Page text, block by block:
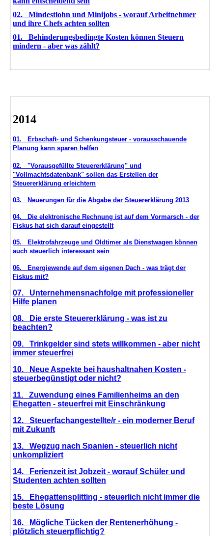
02. Mindestlohn und Minijobs - worauf Arbeitnehmer
und ihre Chefs achten sollten
01. Behinderungsbedingte Kosten können Steuern
mindern - aber was zählt?
2014
01. Erbschaft- und Schenkungsteuer - vorausschauende
Planung kann sparen helfen
02. "Vorausgefüllte Steuererklärung" und
"Vollmachtsdatenbank" sollen das Erstellen der
Steuererklärung erleichtern
03. Neuerungen für die Abgabe der Steuererklärung 2013
04. Die elektronische Rechnung ist auf dem Vormarsch - der
Fiskus hat sich darauf eingestellt
05. Elektrofahrzeuge und Oldtimer als Dienstwagen können
auch steuerlich interessant sein
06. Energiewende auf dem eigenen Dach - was trägt der
Fiskus mit?
07. Unternehmensnachfolge mit professioneller
Hilfe planen
08. Die erste Steuererklärung - was ist zu
beachten?
09. Trinkgelder sind stets willkommen - aber nicht
immer steuerfrei
10. Neue Aspekte bei haushaltnahen Kosten -
steuerbegünstigt oder nicht?
11. Zuwendung eines Familienheims an den
Ehegatten - steuerfrei mit Einschränkung
12. Steuerfachangestellte/r - ein moderner Beruf
mit Zukunft
13. Wegzug nach Spanien - steuerlich nicht
unkompliziert
14. Ferienzeit ist Jobzeit - worauf Schüler und
Studenten achten sollten
15. Ehegattensplitting - steuerlich nicht immer die
beste Lösung
16. Mögliche Tücken der Rentenerhöhung -
plötzlich steuerpflichtig?